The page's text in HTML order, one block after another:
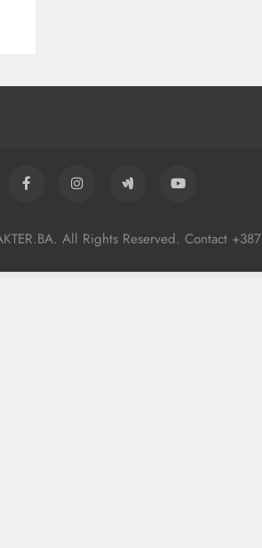
All Rights Reserved. Contact +387